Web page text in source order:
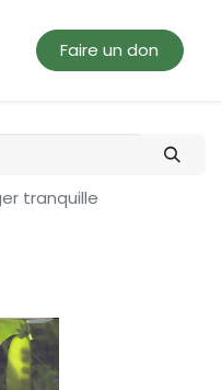
Faire un don
tranquille